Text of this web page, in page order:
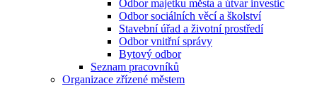
Odbor majetku města a útvar investic
Odbor sociálních věcí a školství
Stavební úřad a životní prostředí
Odbor vnitřní správy
Bytový odbor
Seznam pracovníků
Organizace zřízené městem